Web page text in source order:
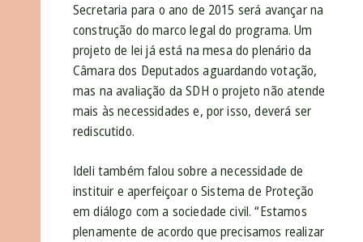
Secretaria para o ano de 2015 será avançar na
construção do marco legal do programa. Um
projeto de lei já está na mesa do plenário da
Câmara dos Deputados aguardando votação,
mas na avaliação da SDH o projeto não atende
mais às necessidades e, por isso, deverá ser
rediscutido.
Ideli também falou sobre a necessidade de
instituir e aperfeiçoar o Sistema de Proteção
em diálogo com a sociedade civil. “Estamos
plenamente de acordo que precisamos realizar